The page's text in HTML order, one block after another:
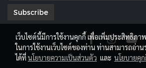
Subscribe
เว็บไซต์นี้มีการใช้งานคุกกี้ เพื่อเพิ่มประสิทธิภ
ในการใช้งานเว็บไซต์ของท่าน ท่านสามารถอ่าน
ได้ที่นโยบายความเป็นส่วนตัว และ นโยบายคุ